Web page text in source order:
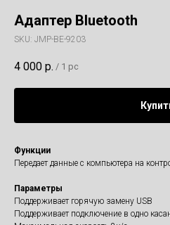
Адаптер Bluetooth
SKU: JMP-BE-9203
4 000 р. / 1 pc
Функции
Передает данные с компьютера на
Параметры
Поддерживает горячую замену USB
Поддерживает подключение в одно